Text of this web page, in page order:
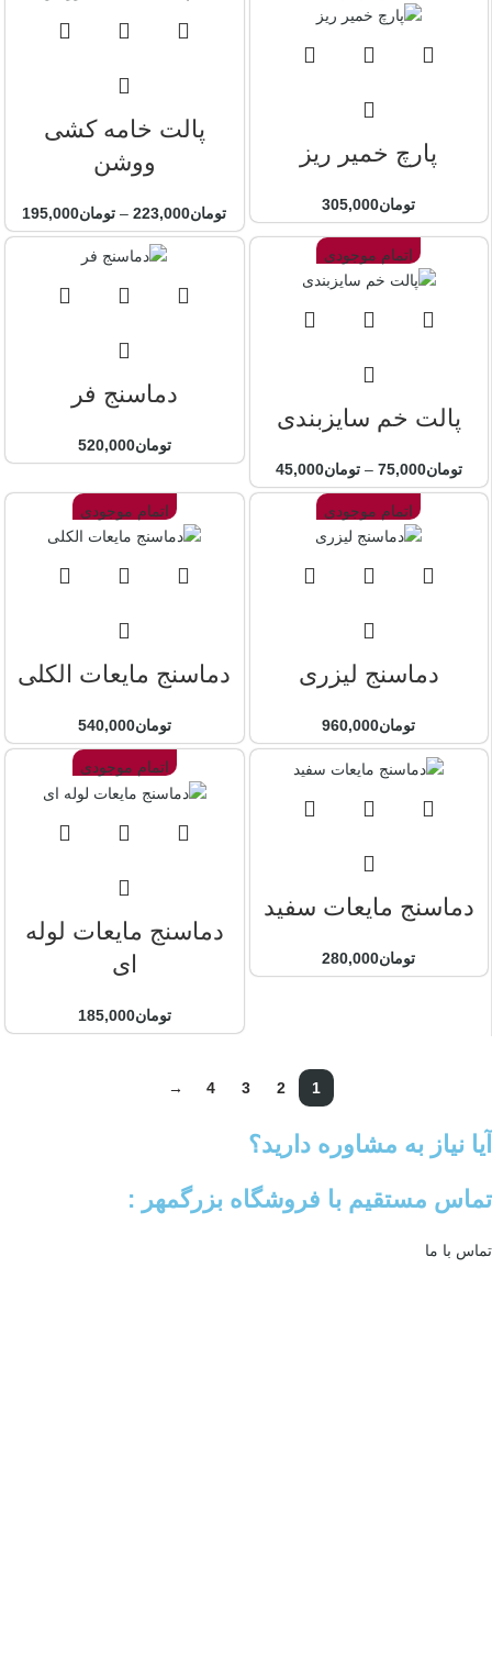
پارچ خمیر ریز
تومان305,000
پالت خامه کشی
ووشن
تومان223,000
– تومان195,000
اتمام موجودی
پالت خم سایزبندی
تومان75,000
– تومان45,000
دماسنج فر
تومان520,000
اتمام موجودی
دماسنج لیزری
تومان960,000
اتمام موجودی
دماسنج مایعات الکلی
تومان540,000
دماسنج مایعات سفید
تومان280,000
اتمام موجودی
دماسنج مایعات لوله
ای
تومان185,000
1
2
3
4
→
آیا نیاز به مشاوره دارید؟
تماس مستقیم با فروشگاه بزرگمهر :
تماس با ما